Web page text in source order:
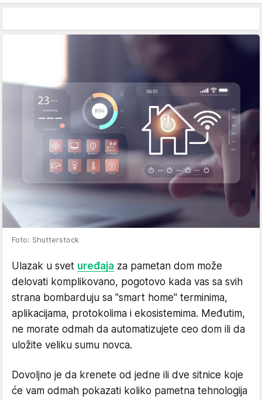
Foto: Shutterstock
Ulazak u svet uređaja za pametan dom može
delovati komplikovano, pogotovo kada vas sa svih
strana bombarduju sa "smart home" terminima,
aplikacijama, protokolima i ekosistemima. Međutim,
ne morate odmah da automatizujete ceo dom ili da
uložite veliku sumu novca.
Dovoljno je da krenete od jedne ili dve sitnice koje
će vam odmah pokazati koliko pametna tehnologija